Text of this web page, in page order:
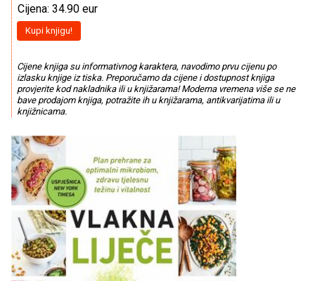
Cijena: 34.90 eur
Kupi knjigu!
Cijene knjiga su informativnog karaktera, navodimo prvu cijenu po
izlasku knjige iz tiska. Preporučamo da cijene i dostupnost knjiga
provjerite kod nakladnika ili u knjižarama! Moderna vremena više se ne
bave prodajom knjiga, potražite ih u knjižarama, antikvarijatima ili u
knjižnicama.